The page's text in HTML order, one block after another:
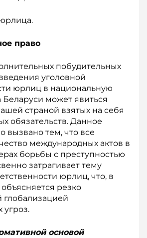
право
побудительных
уголовной
юрлиц в национальную
Беларуси может явиться
страной взятых на себя
обязательств. Данное
вызвано тем, что все
международных актов в
борьбы с преступностью
затрагивает тему
юрлиц, что, в
резко
угроз.
основой